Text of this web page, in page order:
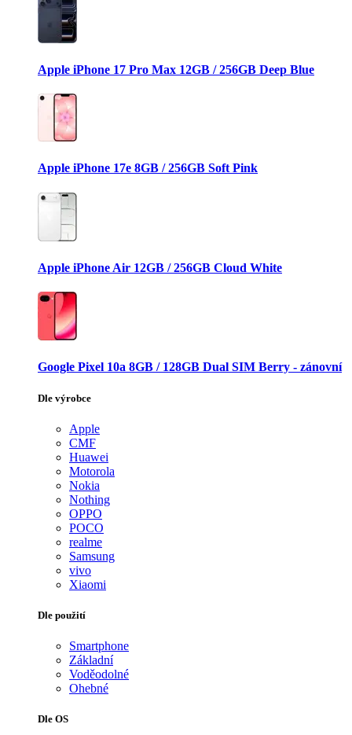
Apple iPhone 17 Pro Max 12GB / 256GB Deep Blue
Apple iPhone 17e 8GB / 256GB Soft Pink
Apple iPhone Air 12GB / 256GB Cloud White
Google Pixel 10a 8GB / 128GB Dual SIM Berry - zánovní
Dle výrobce
Apple
CMF
Huawei
Motorola
Nokia
Nothing
OPPO
POCO
realme
Samsung
vivo
Xiaomi
Dle použití
Smartphone
Základní
Voděodolné
Ohebné
Dle OS